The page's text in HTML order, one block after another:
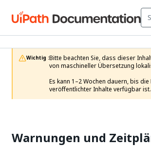
Wichtig :Bitte beachten Sie, dass dieser
von maschineller Übersetzung
Es kann 1–2 Wochen dauern, bis
veröffentlichter Inhalte verfügbar ist.
Warnungen und